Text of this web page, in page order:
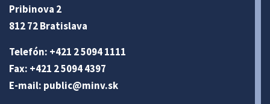
Pribinova 2
812 72 Bratislava
Telefón: +421 2 5094 1111
Fax: +421 2 5094 4397
E-mail: public@minv.sk